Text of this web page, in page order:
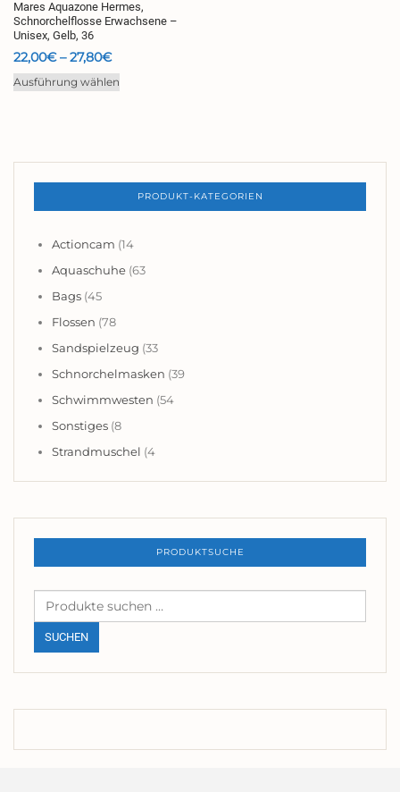
Mares Aquazone Hermes,
Schnorchelflosse Erwachsene –
Unisex, Gelb, 36
22,00€ –27,80€Preisspanne:
22,00€
bis
Ausführung wählen
Varianten
Die
können
der
PRODUKT-KATEGORIEN
Actioncam (14
Aquaschuhe (63
Bags (45
Flossen (78
Sandspielzeug (33
Schnorchelmasken (39
Schwimmwesten (54
Sonstiges (8
Strandmuschel (4
PRODUKTSUCHE
Suchen
nach:
SUCHEN